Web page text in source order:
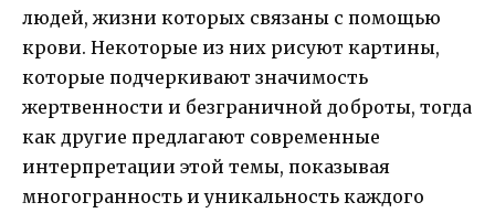
людей, жизни которых связаны с помощью
крови. Некоторые из них рисуют картины,
которые подчеркивают значимость
жертвенности и безграничной доброты, тогда
как другие предлагают современные
интерпретации этой темы, показывая
многогранность и уникальность каждого